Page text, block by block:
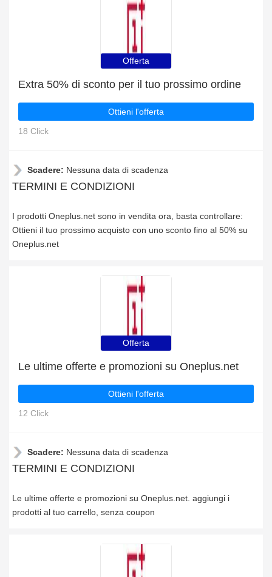
Offerta
Extra 50% di sconto per il tuo prossimo ordine
Ottieni l'offerta
18 Click
Scadere: Nessuna data di scadenza
TERMINI E CONDIZIONI
I prodotti Oneplus.net sono in vendita ora, basta controllare:
Ottieni il tuo prossimo acquisto con uno sconto fino al 50% su
Oneplus.net
Offerta
Le ultime offerte e promozioni su Oneplus.net
Ottieni l'offerta
12 Click
Scadere: Nessuna data di scadenza
TERMINI E CONDIZIONI
Le ultime offerte e promozioni su Oneplus.net. aggiungi i
prodotti al tuo carrello, senza coupon